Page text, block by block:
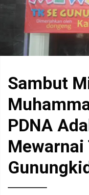
Sambut
PDNA
Mewarnai